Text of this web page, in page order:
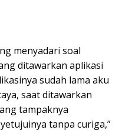
menyadari soal
ditawarkan aplikasi
sudah lama aku
saat ditawarkan
tampaknya
tanpa curiga,”